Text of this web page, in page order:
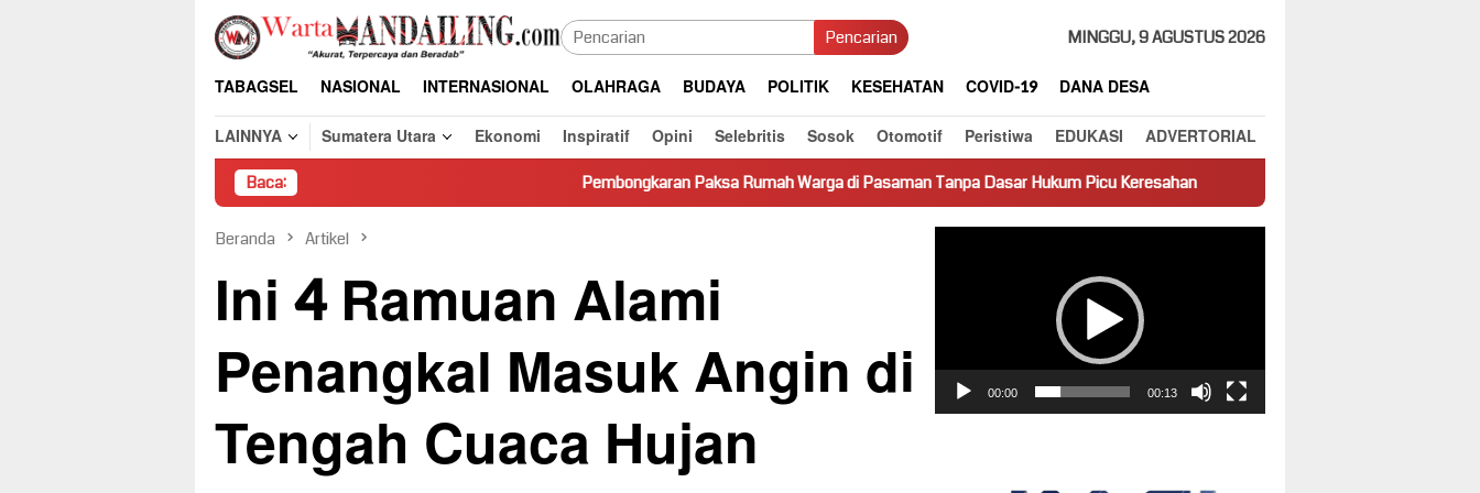
Loncat
konten
Pencarian MINGGU, 9 AGUSTUS 2026
TABAGSEL NASIONAL INTERNASIONAL OLAHRAGA BUDAYA POLITIK KESEHATAN COVID-19
DANA DESA
LAINNYA
Sumatera Utara Ekonomi Inspiratif Opini Selebritis Sosok Otomotif Peristiwa EDUKASI ADVERTORIAL
Baca: Pembongkaran Paksa Rumah Warga di Pasaman Tanpa Dasar Hukum Picu Keresahan Truk Miring Hambat Arus Lalu Lintas di Jalan
Beranda Artikel
Ini 4 Ramuan Alami
Penangkal Masuk Angin di
Tengah Cuaca Hujan
00:00 00:13